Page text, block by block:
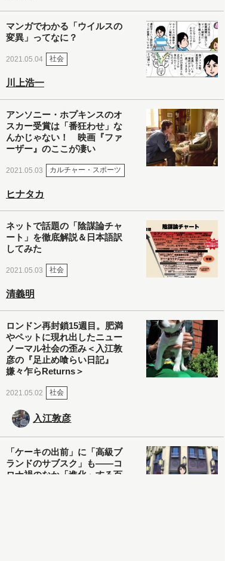
マンガでわかる「ウイルスの
変異」ってなに？
2021.05.04 社会
川上浩一
アンソニー・ホプキンスのオ
スカー受賞は「番狂わせ」な
んかじゃない！ 映画『ファ
ーザー』のここが凄い
2021.05.03 カルチャー・スポーツ
ヒナタカ
ネットで話題の「陰謀論チャ
ート」を徹底解説＆日本語訳
してみた
2021.05.03 社会
清義明
ロンドン再封鎖15週目。肥満
やペットに現れ出したニュー
ノーマル社会の歪み＜入江敦
彦の『足止め喰らい日記』
嫌々乍らReturns＞
2021.05.02 社会
入江敦彦
「ケーキの出前」に「高級ブ
ランドのサブスク」も――コ
ロナ禍のなか「進化」する百